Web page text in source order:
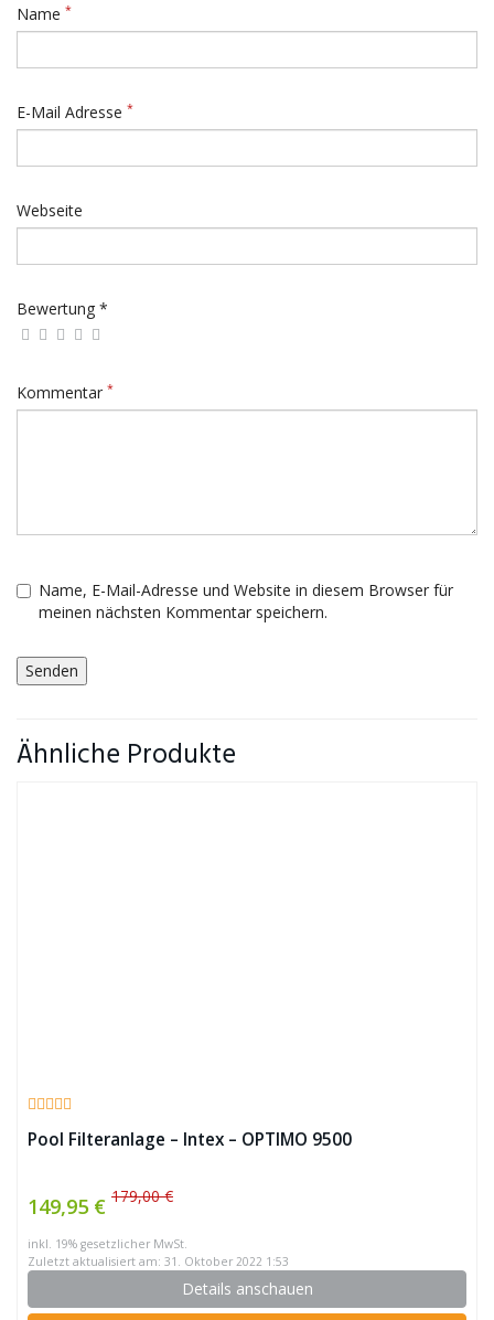
Name *
E-Mail Adresse *
Webseite
Bewertung *
Kommentar *
Name, E-Mail-Adresse und Website in diesem Browser für
meinen nächsten Kommentar speichern.
Ähnliche Produkte
Pool Filteranlage – Intex – OPTIMO 9500
149,95 € 179,00 €
inkl. 19% gesetzlicher MwSt.
Zuletzt aktualisiert am: 31. Oktober 2022 1:53
Details anschauen